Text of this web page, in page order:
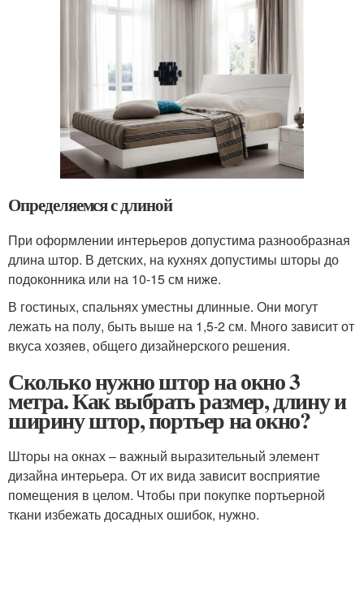
Определяемся с длиной
При оформлении интерьеров допустима разнообразная
длина штор. В детских, на кухнях допустимы шторы до
подоконника или на 10-15 см ниже.
В гостиных, спальнях уместны длинные. Они могут
лежать на полу, быть выше на 1,5-2 см. Много зависит от
вкуса хозяев, общего дизайнерского решения.
Сколько нужно штор на окно 3
метра. Как выбрать размер, длину и
ширину штор, портьер на окно?
Шторы на окнах – важный выразительный элемент
дизайна интерьера. От их вида зависит восприятие
помещения в целом. Чтобы при покупке портьерной
ткани избежать досадных ошибок, нужно.